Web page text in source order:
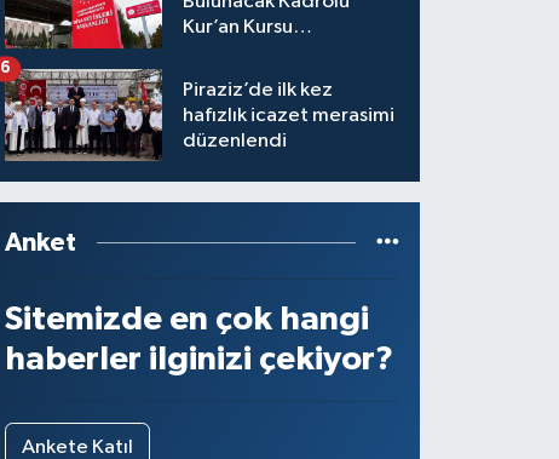
Kur’an Kursu
Tercih ve Yerleştirme
İşlemleri duyurusu
Piraziz’de ilk kez
hafızlık icazet merasimi
düzenlendi
6
Anket
Sitemizde en çok hangi
haberler ilginizi çekiyor?
Ankete Katıl